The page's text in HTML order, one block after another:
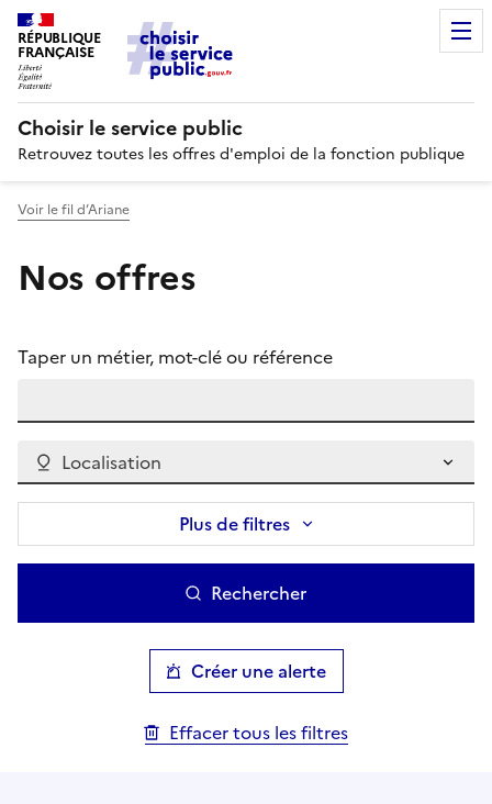
RÉPUBLIQUE
FRANÇAISE
Choisir le service public
Retrouvez toutes les offres d'emploi de la fonction publique
Voir le fil d’Ariane
Nos offres
Taper un métier, mot-clé ou référence
Localisation
Plus de filtres
Rechercher
Créer une alerte
Effacer tous les filtres